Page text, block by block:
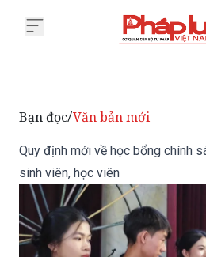
Bạn đọc/ Văn bản mới
Quy định mới về học bổng chính
sinh viên, học viên